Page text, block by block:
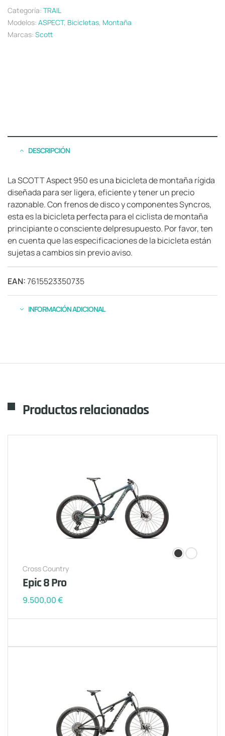
Categoría: TRAIL
Modelos: ASPECT, Bicicletas, Montaña
Marcas: Scott
DESCRIPCIÓN
La SCOTT Aspect 950 es una bicicleta de montaña rígida
diseñada para ser ligera, eficiente y tener un precio
razonable. Con frenos de disco y componentes Syncros,
esta es la bicicleta perfecta para el ciclista de montaña
principiante o consciente delpresupuesto. Por favor, ten
en cuenta que las especificaciones de la bicicleta están
sujetas a cambios sin previo aviso.
EAN:7615523350735
INFORMACIÓN ADICIONAL
Productos relacionados
Cross Country
Epic 8 Pro
9.500,00€